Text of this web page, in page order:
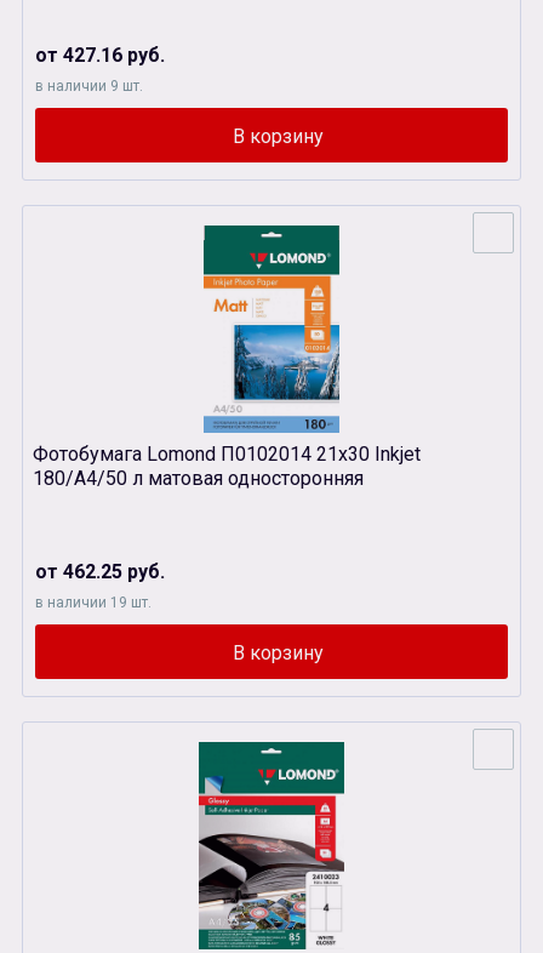
от 427.16 руб.
в наличии 9 шт.
Фотобумага Lomond П0102014 21х30 Inkjet
180/A4/50 л матовая односторонняя
от 462.25 руб.
в наличии 19 шт.